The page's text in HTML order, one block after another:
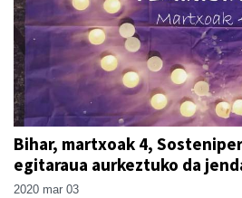
Bihar, martxoak 4,
egitaraua aurkeztuko da
2020 mar 03